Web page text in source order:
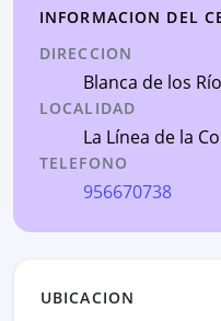
INFORMACION DEL
DIRECCION
Blanca de los
LOCALIDAD
La Línea de la
TELEFONO
956670738
UBICACION